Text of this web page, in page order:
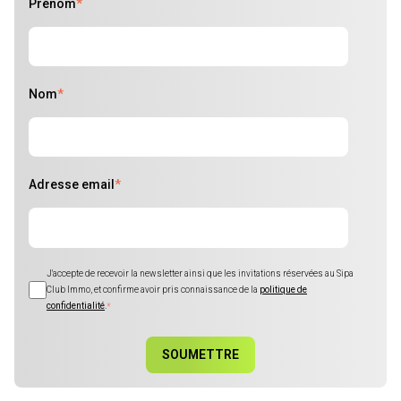
Prénom*
Nom*
Adresse email *
J'accepte de recevoir la newsletter ainsi que les invitations réservées au Sipa
Club Immo, et confirme avoir pris connaissance de la politique de
confidentialité*